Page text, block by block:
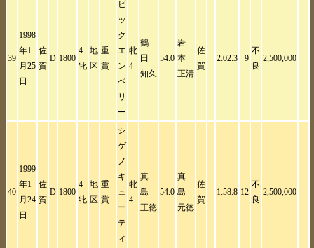
39
1998
年1
月25
日
佐
賀
D 1800
4
牝
地
区
重
賞
ビ
ッ
ク
エ
ン
ペ
リ
ー
牝
4
鶴
田
知久
54.0
岩
本
正清
佐
賀
2:02.3 9
不
良
2,500,000
40
1999
年1
月24
日
佐
賀
D 1800
4
牝
地
区
重
賞
シ
ゲ
ノ
キ
ュ
ー
テ
ィ
牝
4
真
島
正徳
54.0
真
島
元徳
佐
賀
1:58.8 12
不
良
2,500,000